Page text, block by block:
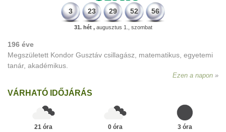
3 23 29 52 56
31. hét ,augusztus 1., szombat
196 éve
Megszületett Kondor Gusztáv csillagász, matematikus, egyetemi
tanár, akadémikus.
Ezen a napon
VÁRHATÓ IDŐJÁRÁS
21 óra
0 óra
3 óra